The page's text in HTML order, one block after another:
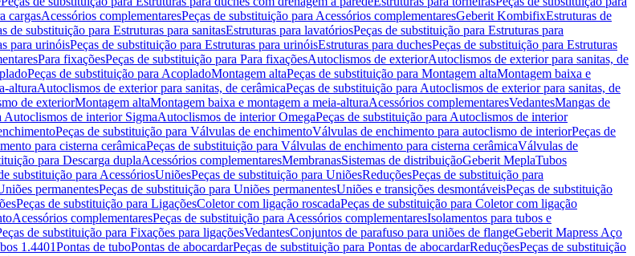
cargasAcessórios complementaresPeças de substituição para Acessórios complementaresGeberit KombifixEstruturas de
de substituição para Estruturas para sanitasEstruturas para lavatóriosPeças de substituição para Estruturas para
para urinóisPeças de substituição para Estruturas para urinóisEstruturas para duchesPeças de substituição para Estruturas
Para fixaçõesPeças de substituição para Para fixaçõesAutoclismos de exteriorAutoclismos de exterior para sanitas, de
Peças de substituição para AcopladoMontagem altaPeças de substituição para Montagem altaMontagem baixa e
alturaAutoclismos de exterior para sanitas, de cerâmicaPeças de substituição para Autoclismos de exterior para sanitas, de
de exteriorMontagem altaMontagem baixa e montagem a meia-alturaAcessórios complementaresVedantesMangas de
Autoclismos de interior SigmaAutoclismos de interior OmegaPeças de substituição para Autoclismos de interior
Peças de substituição para Válvulas de enchimentoVálvulas de enchimento para autoclismo de interiorPeças de
para cisterna cerâmicaPeças de substituição para Válvulas de enchimento para cisterna cerâmicaVálvulas de
para Descarga duplaAcessórios complementaresMembranasSistemas de distribuiçãoGeberit MeplaTubos
substituição para AcessóriosUniõesPeças de substituição para UniõesReduçõesPeças de substituição para
permanentesPeças de substituição para Uniões permanentesUniões e transições desmontáveisPeças de substituição
Peças de substituição para LigaçõesColetor com ligação roscadaPeças de substituição para Coletor com ligação
Acessórios complementaresPeças de substituição para Acessórios complementaresIsolamentos para tubos e
de substituição para Fixações para ligaçõesVedantesConjuntos de parafuso para uniões de flangeGeberit Mapress Aço
1.4401Pontas de tuboPontas de abocardarPeças de substituição para Pontas de abocardarReduçõesPeças de substituição